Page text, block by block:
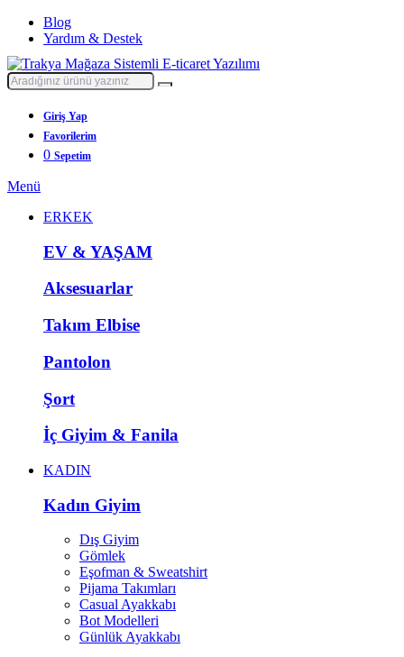
Blog
Yardım & Destek
Giriş Yap
Favorilerim
0 Sepetim
Menü
ERKEK
EV & YAŞAM
Aksesuarlar
Takım Elbise
Pantolon
Şort
İç Giyim & Fanila
KADIN
Kadın Giyim
Dış Giyim
Gömlek
Eşofman & Sweatshirt
Pijama Takımları
Casual Ayakkabı
Bot Modelleri
Günlük Ayakkabı